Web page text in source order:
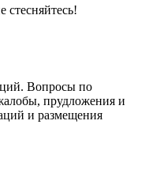
стесняйтесь!
Вопросы по
прудложения и
и размещения